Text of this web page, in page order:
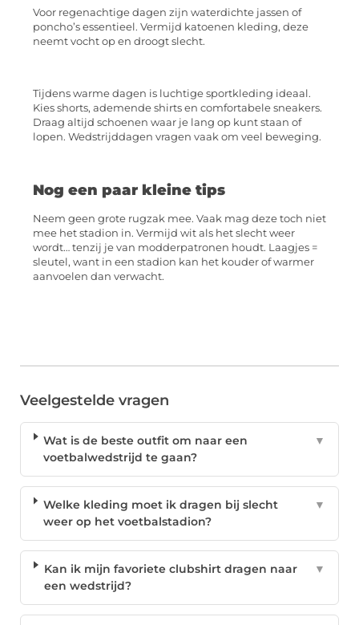
Voor regenachtige dagen zijn waterdichte jassen of
poncho’s essentieel. Vermijd katoenen kleding, deze
neemt vocht op en droogt slecht.
Tijdens warme dagen is luchtige sportkleding ideaal.
Kies shorts, ademende shirts en comfortabele sneakers.
Draag altijd schoenen waar je lang op kunt staan of
lopen. Wedstrijddagen vragen vaak om veel beweging.
Nog een paar kleine tips
Neem geen grote rugzak mee. Vaak mag deze toch niet
mee het stadion in. Vermijd wit als het slecht weer
wordt… tenzij je van modderpatronen houdt. Laagjes =
sleutel, want in een stadion kan het kouder of warmer
aanvoelen dan verwacht.
Veelgestelde vragen
Wat is de beste outfit om naar een
voetbalwedstrijd te gaan?
▼
Welke kleding moet ik dragen bij slecht
weer op het voetbalstadion?
▼
Kan ik mijn favoriete clubshirt dragen naar
een wedstrijd?
▼